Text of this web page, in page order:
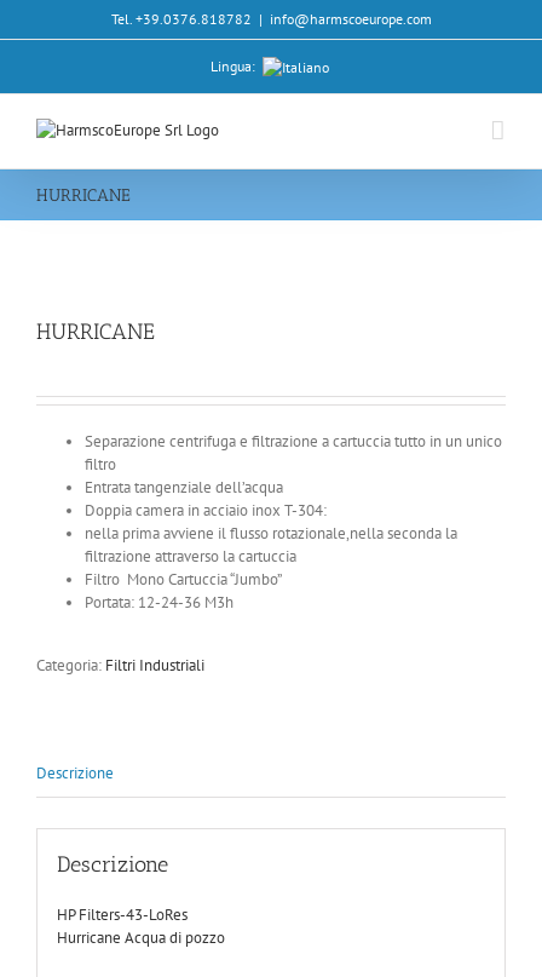
Tel. +39.0376.818782 | info@harmscoeurope.com
Lingua:
HURRICANE
HURRICANE
Separazione centrifuga e filtrazione a cartuccia tutto in un unico
filtro
Entrata tangenziale dell’acqua
Doppia camera in acciaio inox T-304:
nella prima avviene il flusso rotazionale,nella seconda la
filtrazione attraverso la cartuccia
Filtro Mono Cartuccia “Jumbo”
Portata: 12-24-36 M3h
Categoria: Filtri Industriali
Descrizione
Descrizione
HP Filters-43-LoRes
Hurricane Acqua di pozzo